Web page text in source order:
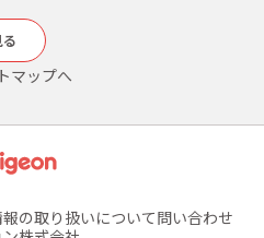
マップへ
の取り扱いについて問い合わせ